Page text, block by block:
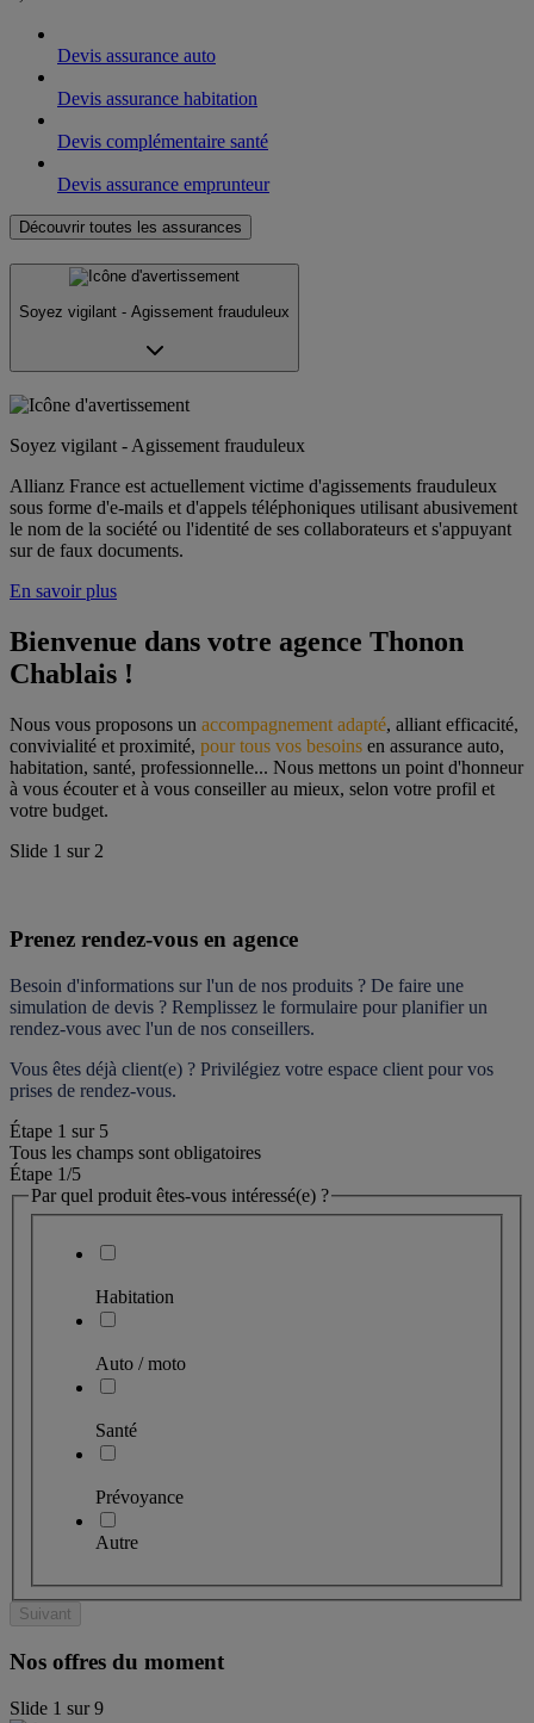
Devis assurance auto
Devis assurance habitation
Devis complémentaire santé
Devis assurance emprunteur
Découvrir toutes les assurances
Soyez vigilant - Agissement frauduleux
Soyez vigilant - Agissement frauduleux
Allianz France est actuellement victime d'agissements frauduleux
sous forme d'e-mails et d'appels téléphoniques utilisant abusivement
le nom de la société ou l'identité de ses collaborateurs et s'appuyant
sur de faux documents.
En savoir plus
Bienvenue dans votre agence Thonon
Chablais !
Nous vous proposons un accompagnement adapté, alliant efficacité,
convivialité et proximité, pour tous vos besoins en assurance auto,
habitation, santé, professionnelle... Nous mettons un point d'honneur
à vous écouter et à vous conseiller au mieux, selon votre profil et
votre budget.
Slide 1 sur 2
Prenez rendez-vous en agence
Besoin d'informations sur l'un de nos produits ? De faire une
simulation de devis ? Remplissez le formulaire pour planifier un
rendez-vous avec l'un de nos conseillers.
Vous êtes déjà client(e) ? Privilégiez votre espace client pour vos
prises de rendez-vous.
Étape 1 sur 5
Tous les champs sont obligatoires
Étape 1/5
Par quel produit êtes-vous intéressé(e) ?
Habitation
Auto / moto
Santé
Prévoyance
Autre
Suivant
Nos offres du moment
Slide 1 sur9